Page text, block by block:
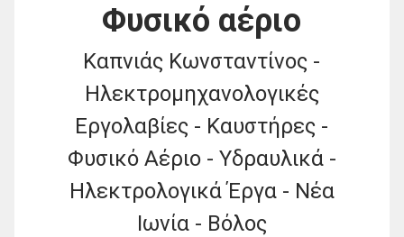
Φυσικό αέριο
Καπνιάς Κωνσταντίνος -
Ηλεκτρομηχανολογικές
Εργολαβίες - Καυστήρες -
Φυσικό Αέριο - Υδραυλικά -
Ηλεκτρολογικά Έργα - Νέα
Ιωνία - Βόλος